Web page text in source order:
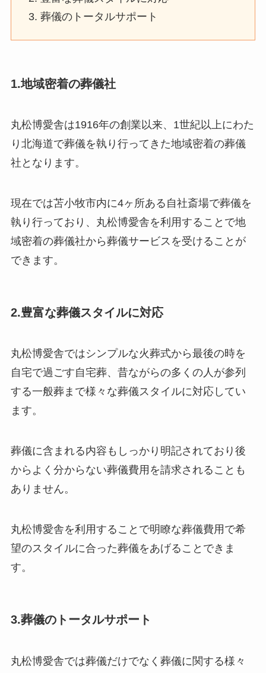
葬儀のトータルサポート
1.地域密着の葬儀社
丸松博愛舎は1916年の創業以来、1世紀以上にわた
り北海道で葬儀を執り行ってきた地域密着の葬儀
社となります。
現在では苫小牧市内に4ヶ所ある自社斎場で葬儀を
執り行っており、丸松博愛舎を利用することで地
域密着の葬儀社から葬儀サービスを受けることが
できます。
2.豊富な葬儀スタイルに対応
丸松博愛舎ではシンプルな火葬式から最後の時を
自宅で過ごす自宅葬、昔ながらの多くの人が参列
する一般葬まで様々な葬儀スタイルに対応してい
ます。
葬儀に含まれる内容もしっかり明記されており後
からよく分からない葬儀費用を請求されることも
ありません。
丸松博愛舎を利用することで明瞭な葬儀費用で希
望のスタイルに合った葬儀をあげることできま
す。
3.葬儀のトータルサポート
丸松博愛舎では葬儀だけでなく葬儀に関する様々